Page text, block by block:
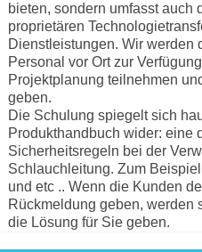
bieten, sondern umfasst auch
proprietären
Dienstleistungen. Wir werden
Personal vor Ort zur
Projektplanung teilnehmen
geben.
Die Schulung spiegelt sich
Produkthandbuch wider: eine
Sicherheitsregeln bei der
Schlauchleitung. Zum
und etc .. Wenn die Kunden
Rückmeldung geben, werden
die Lösung für Sie geben.